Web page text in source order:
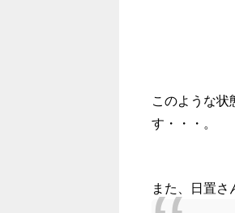
このような
す・・・。
また、日置さ